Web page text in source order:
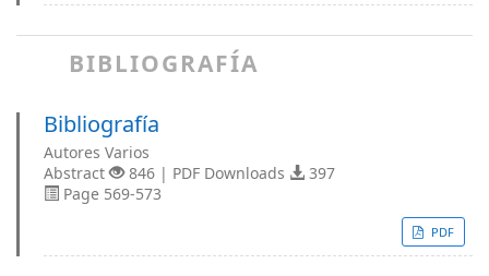
BIBLIOGRAFÍA
Bibliografía
Autores Varios
Abstract
846 | PDF Downloads
397
Page 569-573
PDF